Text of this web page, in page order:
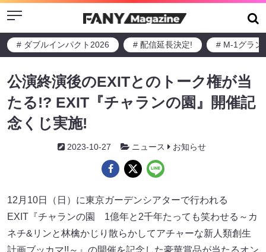
Menu
# ダブルインパクト2026 # 配信延長決定! # M-1グラン
公演終演後のEXITとのトーク権が当
たる!? EXIT『チャランの園』開催記
念くじ実施!
2023-10-27 ニュース お知らせ
12月10日（日）に東京ガーデンシアターで行われる
EXIT『チャランの園 1億年と2千年たっても笑わせる～カ
ネチ&リンと林檎かじり散らかしてアチャーな新人類創生
計画ブッカマ!!～』の開催を記念した豪華賞品が当たるオン